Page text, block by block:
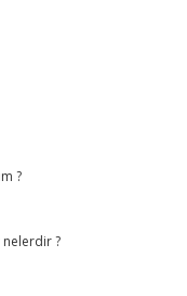
?
nelerdir ?